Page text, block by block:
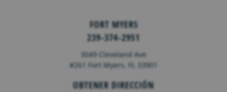
FORT MYERS
239-374-2951
3049 Cleveland Ave
#261 Fort Myers, FL 33901
OBTENER DIRECCIÓN